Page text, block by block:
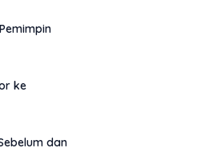
ke
dan